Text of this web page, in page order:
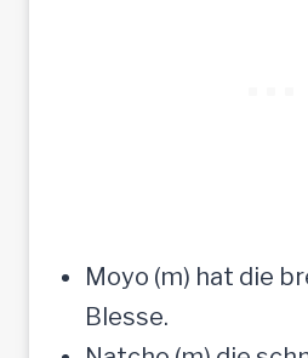
Moyo (m) hat die
Blesse.